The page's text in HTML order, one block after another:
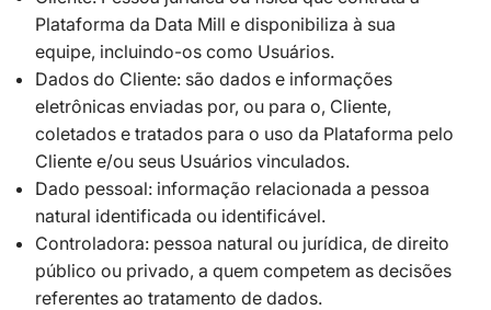
Plataforma da Data Mill e disponibiliza à sua
equipe, incluindo-os como Usuários.
Dados do Cliente: são dados e informações
eletrônicas enviadas por, ou para o, Cliente,
coletados e tratados para o uso da Plataforma pelo
Cliente e/ou seus Usuários vinculados.
Dado pessoal: informação relacionada a pessoa
natural identificada ou identificável.
Controladora: pessoa natural ou jurídica, de direito
público ou privado, a quem competem as decisões
referentes ao tratamento de dados.